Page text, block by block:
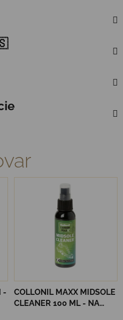
-
COLLONIL MAXX MIDSOLE
CLEANER 100 ML - NA